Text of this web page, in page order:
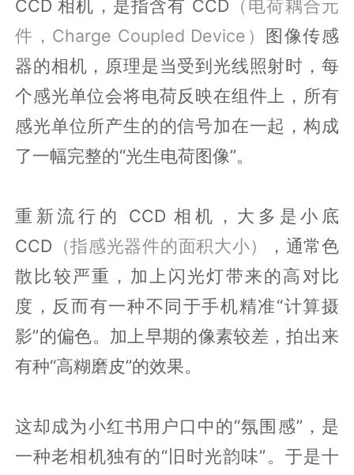
CCD 相机，是指含有 CCD （电荷耦合元
件，Charge Coupled Device）
图像传感
器的相机，原理是当受到光线照射时，每
个感光单位会将电荷反映在组件上，所有
感光单位所产生的的信号加在一起，构成
了一幅完整的“光生电荷图像”。
重新流行的 CCD 相机，大多是小底
CCD （指感光器件的面积大小）
，通常色
散比较严重，加上闪光灯带来的高对比
度，反而有一种不同于手机精准“计算摄
影”的偏色。加上早期的像素较差，拍出来
有种“高糊磨皮”的效果。
这却成为小红书用户口中的“氛围感”，是
一种老相机独有的“旧时光韵味”。于是十